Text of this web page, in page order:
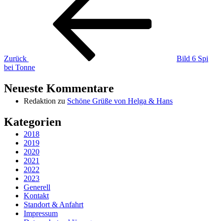
Zurück
Bild 6 Spi
bei Tonne
Neueste Kommentare
Redaktion zu Schöne Grüße von Helga & Hans
Kategorien
2018
2019
2020
2021
2022
2023
Generell
Kontakt
Standort & Anfahrt
Impressum